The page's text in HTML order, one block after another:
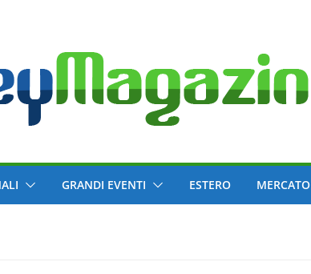
GRANDI EVENTI ESTERO MERCATO